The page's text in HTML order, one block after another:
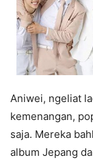
Aniwei, ngeliat
kemenangan,
saja. Mereka
album Jepang